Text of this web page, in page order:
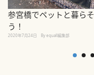
参宮橋でペットと暮らそ
う！
2020年7月24日 By equall編集部